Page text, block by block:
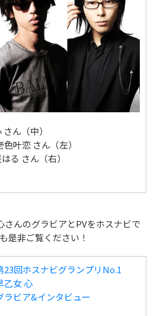
ん（中）
叶恋 さん（左）
る さん（右）
んのグラビアとPVをホスナビで
是非ご覧ください！
23回ホスナビグランプリNo.1
乙女 心
ラビア&インタビュー